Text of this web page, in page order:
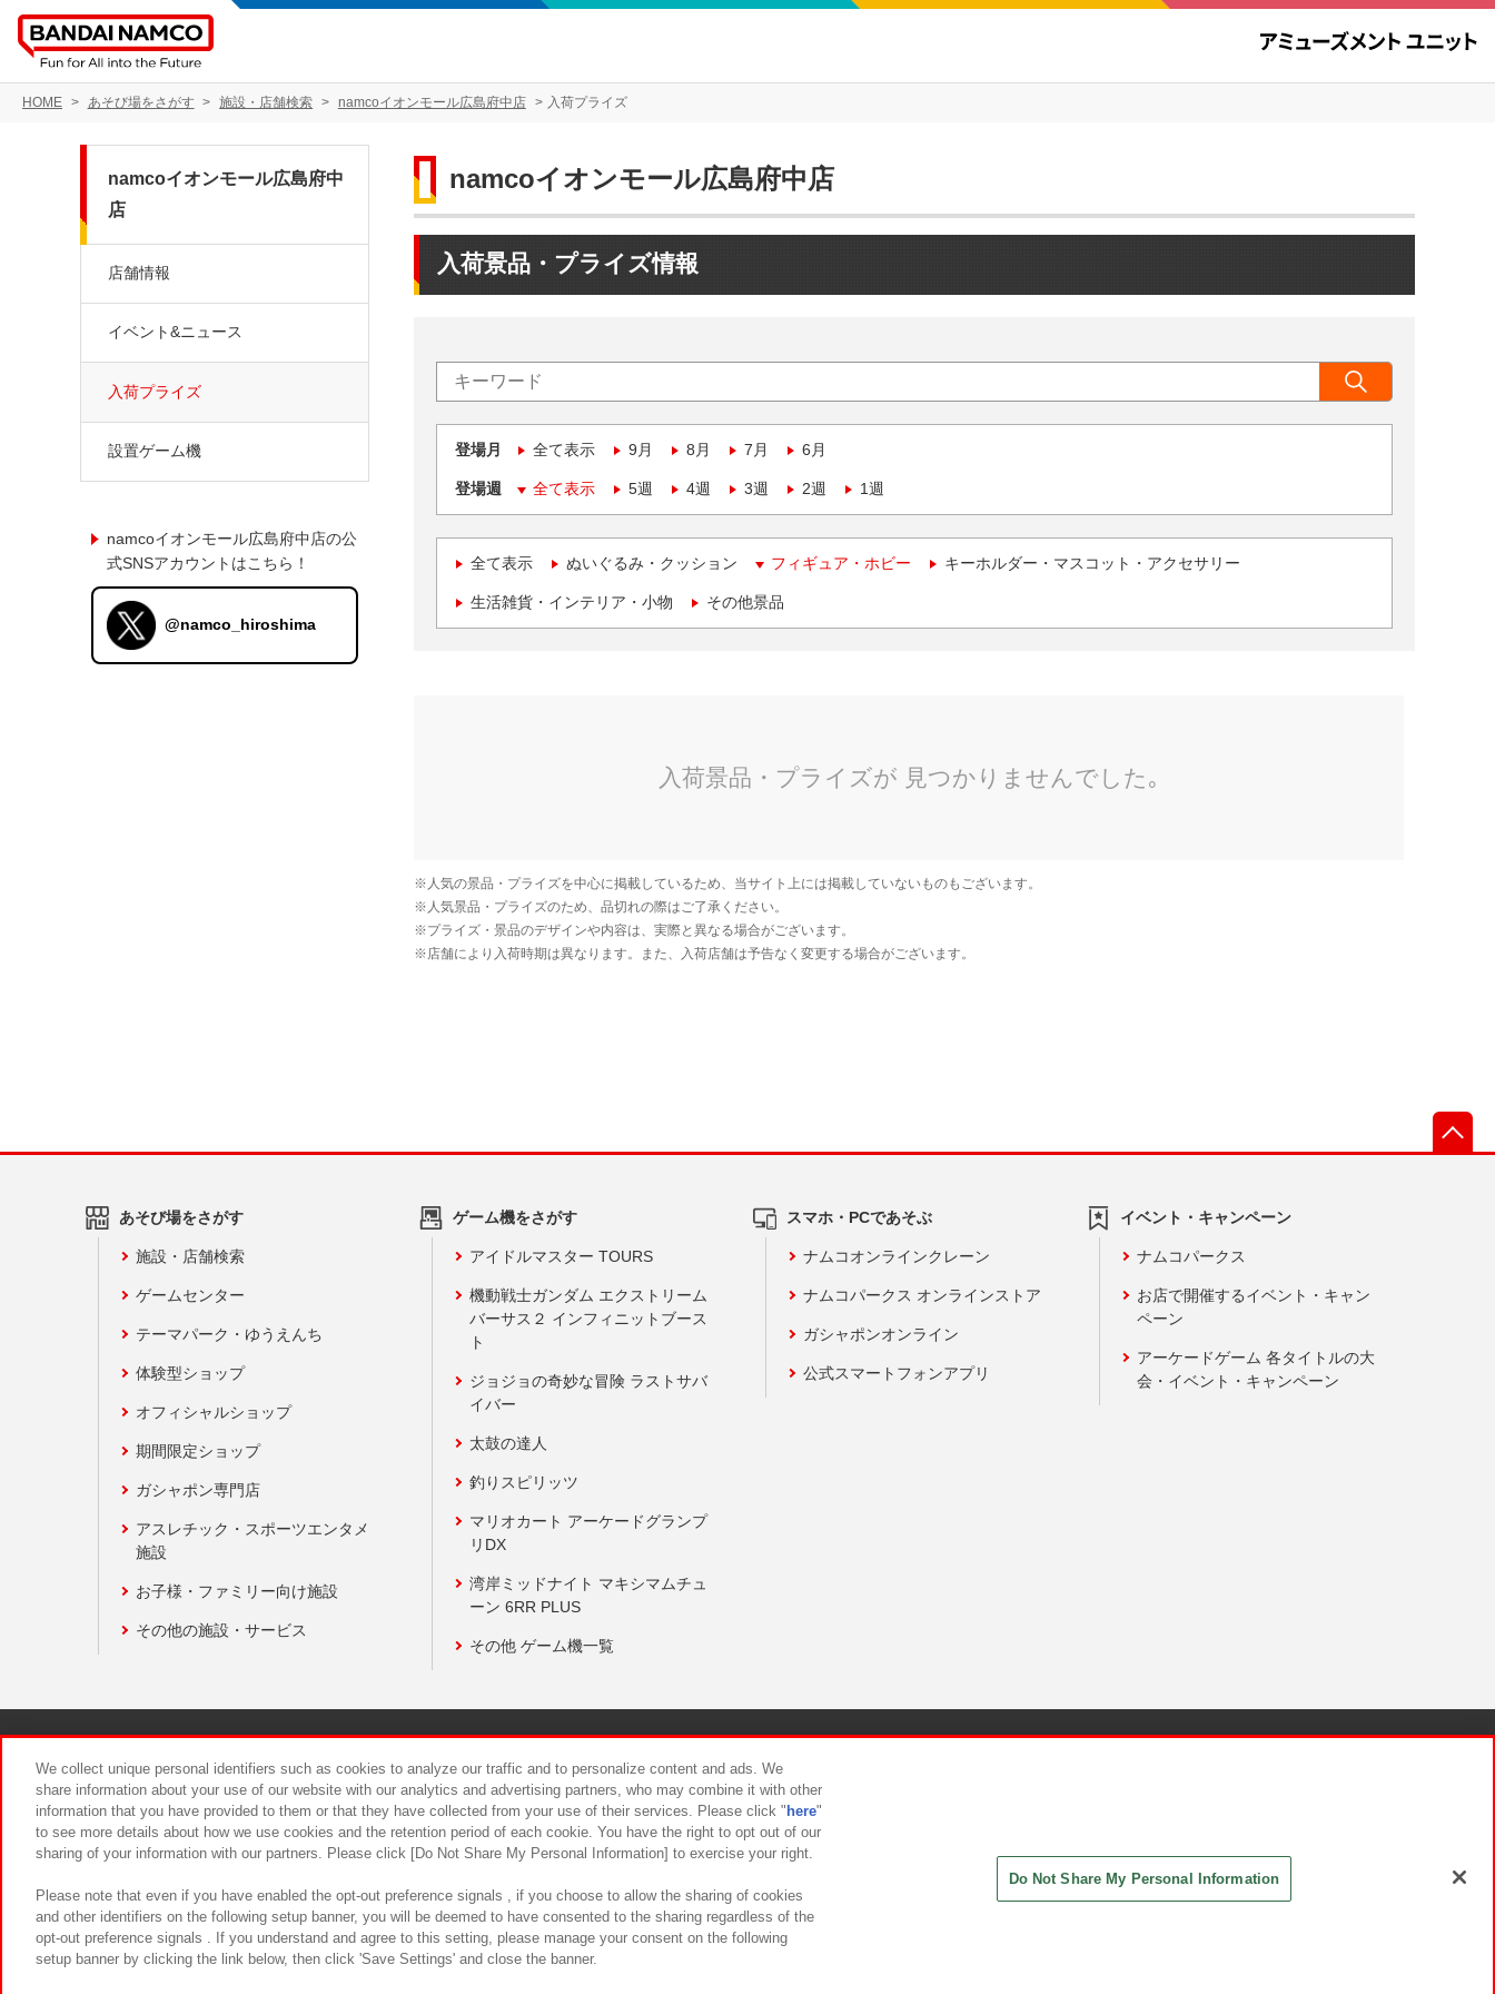
HOME あそび場をさがす 施設・店舗検索 namcoイオンモール広島府中店 入荷プライズ
namcoイオンモール広島府中店
入荷景品・プライズ情報
登場月 全て表示 9月 8月 7月 6月
登場週 全て表示 5週 4週 3週 2週 1週
全て表示 ぬいぐるみ・クッション フィギュア・ホビー キーホルダー・マスコット・アクセサリー
生活雑貨・インテリア・小物 その他景品
namcoイオンモール広島府中
店
店舗情報
イベント&ニュース
入荷プライズ
設置ゲーム機
namcoイオンモール広島府中店の公
式SNSアカウントはこちら！
@namco_hiroshima
あそび場をさがす
施設・店舗検索
ゲームセンター
テーマパーク・ゆうえんち
体験型ショップ
オフィシャルショップ
期間限定ショップ
ガシャポン専門店
アスレチック・スポーツエンタメ
施設
お子様・ファミリー向け施設
その他の施設・サービス
ゲーム機をさがす
アイドルマスター TOURS
機動戦士ガンダム エクストリーム
バーサス２ インフィニットブース
ト
ジョジョの奇妙な冒険 ラストサバ
イバー
太鼓の達人
釣りスピリッツ
マリオカート アーケードグランプ
リDX
湾岸ミッドナイト マキシマムチュ
ーン 6RR PLUS
その他 ゲーム機一覧
スマホ・PCであそぶ
ナムコオンラインクレーン
ナムコパークス オンラインストア
ガシャポンオンライン
公式スマートフォンアプリ
イベント・キャンペーン
ナムコパークス
お店で開催するイベント・キャン
ペーン
アーケードゲーム 各タイトルの大
会・イベント・キャンペーン
食品のご提供について カスタマーハラスメント対応方針
We collect unique personal identifiers such as cookies to analyze our traffic and to personalize content and ads. We
share information about your use of our website with our analytics and advertising partners, who may combine it with other
information that you have provided to them or that they have collected from your use of their services. Please click " here"
to see more details about how we use cookies and the retention period of each cookie. You have the right to opt out of our
sharing of your information with our partners. Please click [Do Not Share My Personal Information] to exercise your right.
Please note that even if you have enabled the opt-out preference signals , if you choose to allow the sharing of cookies
and other identifiers on the following setup banner, you will be deemed to have consented to the sharing regardless of the
opt-out preference signals . If you understand and agree to this setting, please manage your consent on the following
setup banner by clicking the link below, then click 'Save Settings' and close the banner.
Do Not Share My Personal Information